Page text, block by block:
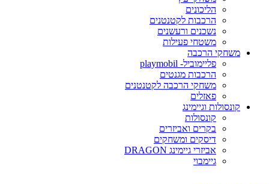
הליכונים
הרכבות לקטנטנים
נשכנים ורעשנים
משטחי פעילות
משחקי הרכבה
פליימוביל- playmobil
הרכבות מגנטים
משחקי הרכבה לקטנטנים
פאזלים
קונסולות וגיימינג
קונסולות
בקרים ואביזרים
דיסקים ומשחקים
אביזרי גיימינג DRAGON
גיימבוי